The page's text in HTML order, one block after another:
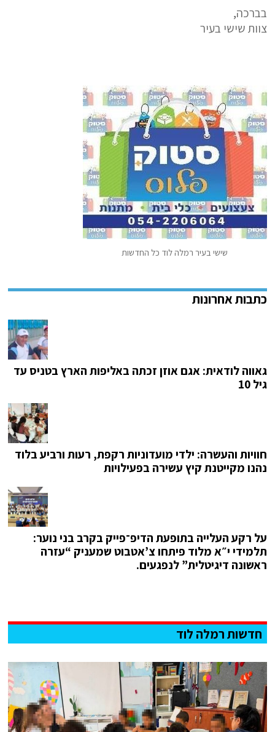
בברכה,
צוות שישי בעיר
שישי בעיר רמלה לוד כל החדשות
גאווה לודאית: אגם אוזן זכתה באליפות הארץ בטניס עד
גיל 10
חוויות והעשרה: ילדי מועדוניות רקפת, רעות ורביע בלוד
נהנו מקייטנת קיץ עשירה בפעילויות
על רקע העלייה בתופעת הדיפ־פייק בקרב בני נוער:
תלמידי י״א מלוד פיתחו צ’אטבוט שמעניק “עזרה
ראשונה דיגיטלית” לנפגעים.
חדשות רמלה לוד